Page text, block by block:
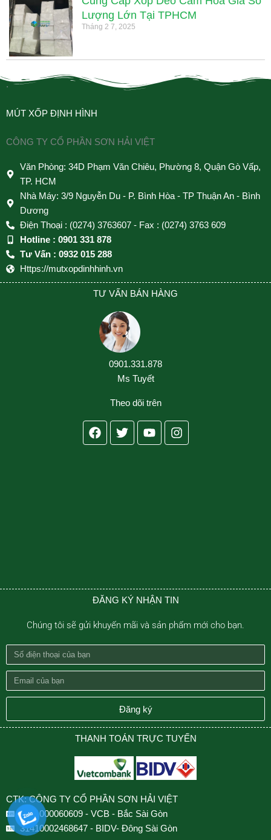
Lượng Lớn Tại TPHCM
Tháng 2 7, 2025
.
MÚT XỐP ĐỊNH HÌNH
CÔNG TY CỔ PHẦN SƠN HẢI VIỆT
Văn Phòng: 34D Phạm Văn Chiêu, Phường 8, Quận Gò Vấp,
TP. HCM
Nhà Máy: 3/9 Nguyễn Du - P. Bình Hòa - TP Thuận An - Bình
Dương
Điện Thoại : (0274) 3763607 - Fax : (0274) 3763 609
Hotline : 0901 331 878
Tư Vấn : 0932 015 288
Https://mutxopdinhhinh.vn
TƯ VẤN BÁN HÀNG
0901.331.878
Ms Tuyết
Theo dõi trên
Facebook
TwitterYoutubeInstagram
ĐĂNG KÝ NHẬN TIN
Chúng tôi sẽ gửi khuyến mãi và sản phẩm mới cho bạn.
Số
điện
thoại
của
Email
của
Đăng ký
THANH TOÁN TRỰC TUYẾN
CTK: CÔNG TY CỔ PHẦN SƠN HẢI VIỆT
0501000060609 - VCB - Bắc Sài Gòn
31410002468647 - BIDV- Đông Sài Gòn